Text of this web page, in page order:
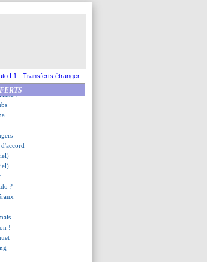
L1 - Transferts étranger
2021-2022
?
?
!